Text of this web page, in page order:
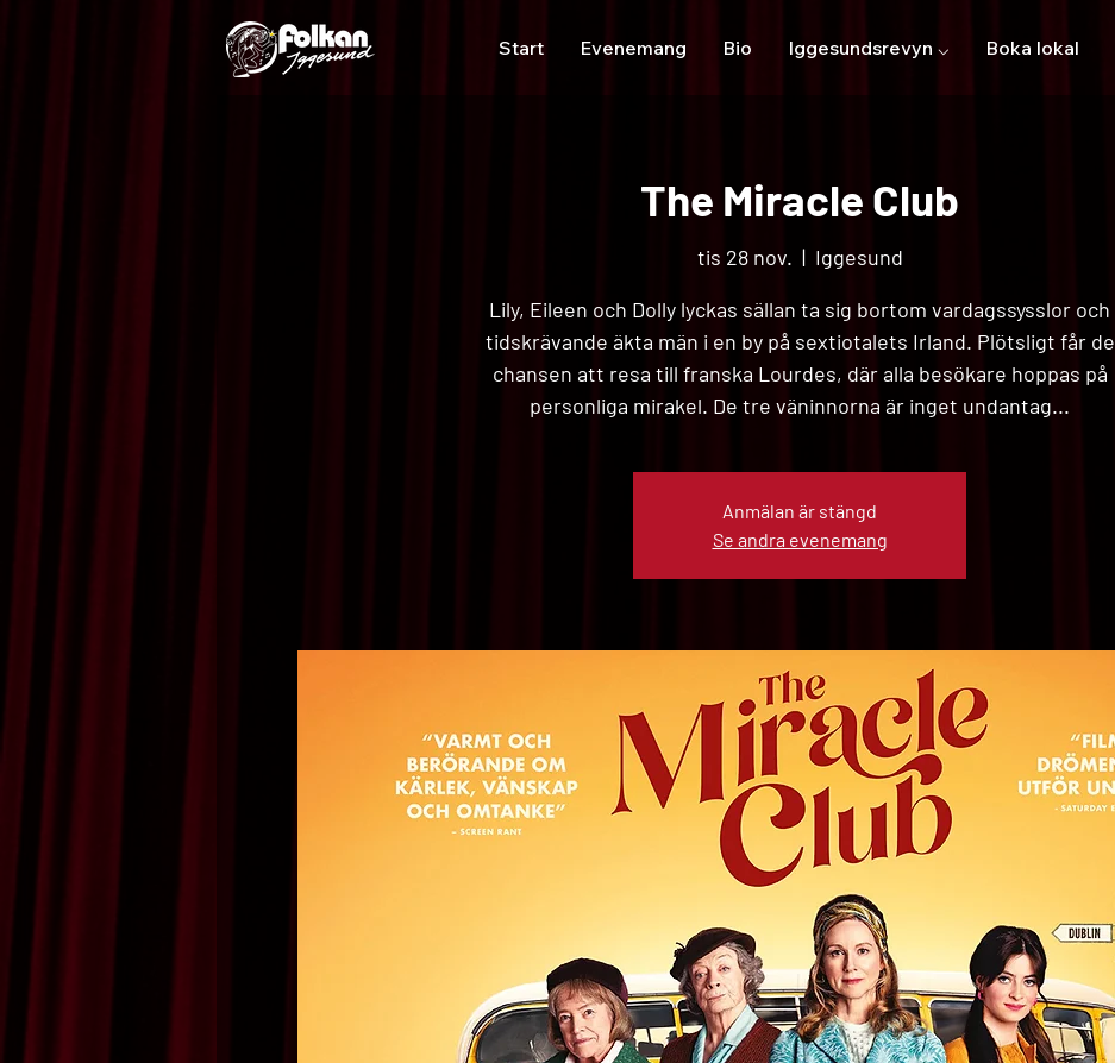
Start Evenemang Bio Iggesundsrevyn ⌵ Boka lokal
The Miracle Club
tis 28 nov.
  |
Iggesund
Lily, Eileen och Dolly lyckas sällan ta sig bortom vardagssysslor och
tidskrävande äkta män i en by på sextiotalets Irland. Plötsligt får de
chansen att resa till franska Lourdes, där alla besökare hoppas på
personliga mirakel. De tre väninnorna är inget undantag...
Anmälan är stängd
Se andra evenemang